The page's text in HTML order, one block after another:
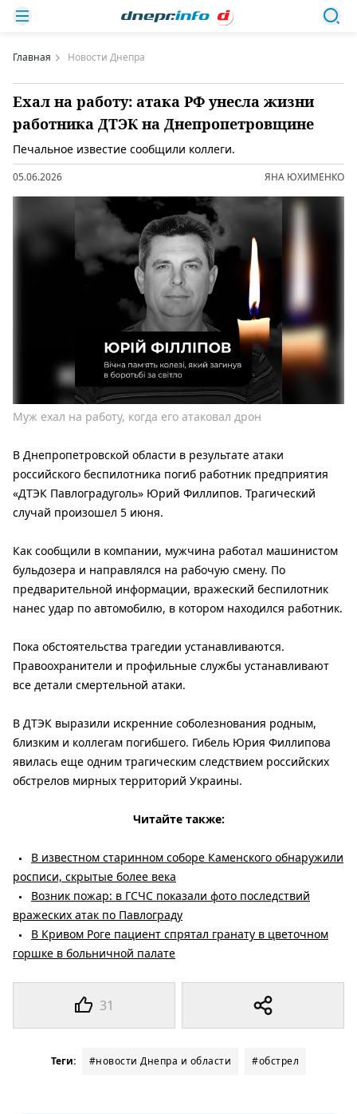
Главная Новости Днепра
Ехал на работу: атака РФ унесла жизни
работника ДТЭК на Днепропетровщине
Печальное известие сообщили коллеги.
05.06.2026 ЯНА ЮХИМЕНКО
31
Муж ехал на работу, когда его атаковал дрон
В Днепропетровской области в результате атаки
российского беспилотника погиб работник предприятия
«ДТЭК Павлоградуголь» Юрий Филлипов. Трагический
случай произошел 5 июня.
Как сообщили в компании, мужчина работал машинистом
бульдозера и направлялся на рабочую смену. По
предварительной информации, вражеский беспилотник
нанес удар по автомобилю, в котором находился работник.
Пока обстоятельства трагедии устанавливаются.
Правоохранители и профильные службы устанавливают
все детали смертельной атаки.
В ДТЭК выразили искренние соболезнования родным,
близким и коллегам погибшего. Гибель Юрия Филлипова
явилась еще одним трагическим следствием российских
обстрелов мирных территорий Украины.
Читайте также:
В известном старинном соборе Каменского обнаружили
росписи, скрытые более века
Возник пожар: в ГСЧС показали фото последствий
вражеских атак по Павлограду
В Кривом Роге пациент спрятал гранату в цветочном
горшке в больничной палате
Теги: #новости Днепра и области #обстрел